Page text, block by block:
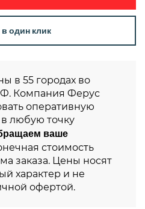
один клик
в 55 городах во
Компания Ферус
оперативную
в любую точку
ваше
стоимость
заказа. Цены носят
характер и не
офертой.